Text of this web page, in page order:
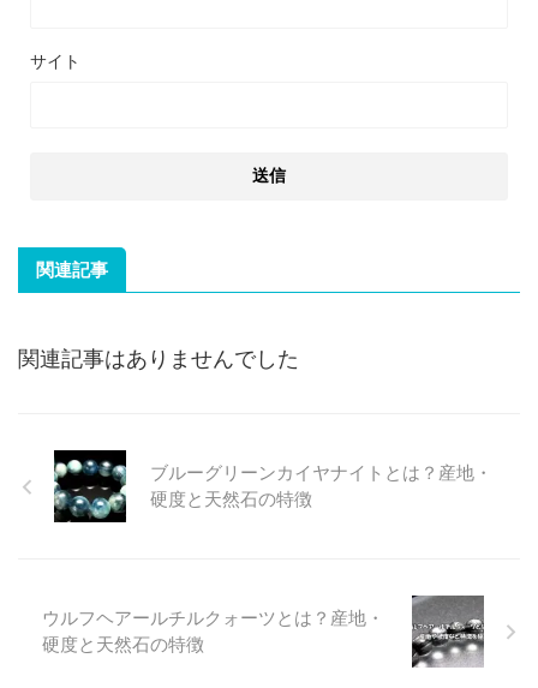
サイト
関連記事
関連記事はありませんでした
ブルーグリーンカイヤナイトとは？産地・
硬度と天然石の特徴
ウルフヘアールチルクォーツとは？産地・
硬度と天然石の特徴